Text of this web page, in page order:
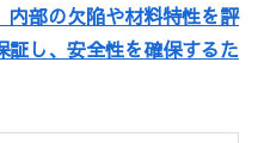
内部の欠陥や材料特性を評
し、安全性を確保するた